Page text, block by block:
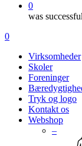
0
was
Menu
search
account
0
Virksomheder
Skoler
Foreninger
Tryk og logo
Kontakt os
Webshop
–